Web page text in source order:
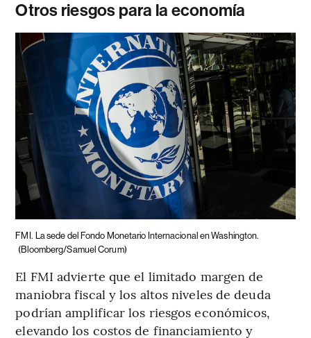
Otros riesgos para la economía
FMI. La sede del Fondo Monetario Internacional en Washington.
(Bloomberg/Samuel Corum)
El FMI advierte que el limitado margen de
maniobra fiscal y los altos niveles de deuda
podrían amplificar los riesgos económicos,
elevando los costos de financiamiento y